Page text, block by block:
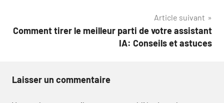
Article suivant
Comment tirer le meilleur parti de votre assistant
IA: Conseils et astuces
Laisser un commentaire